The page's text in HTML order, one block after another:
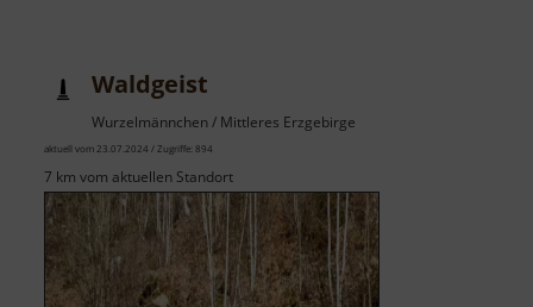
Waldgeist
Wurzelmännchen / Mittleres Erzgebirge
aktuell vom 23.07.2024 / Zugriffe: 894
7 km vom aktuellen Standort